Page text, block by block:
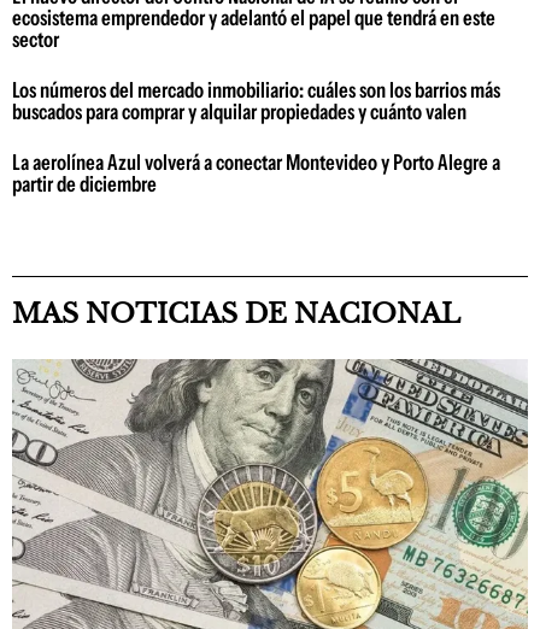
ecosistema emprendedor y adelantó el papel que tendrá en este
sector
Los números del mercado inmobiliario: cuáles son los barrios más
buscados para comprar y alquilar propiedades y cuánto valen
La aerolínea Azul volverá a conectar Montevideo y Porto Alegre a
partir de diciembre
MAS NOTICIAS DE NACIONAL